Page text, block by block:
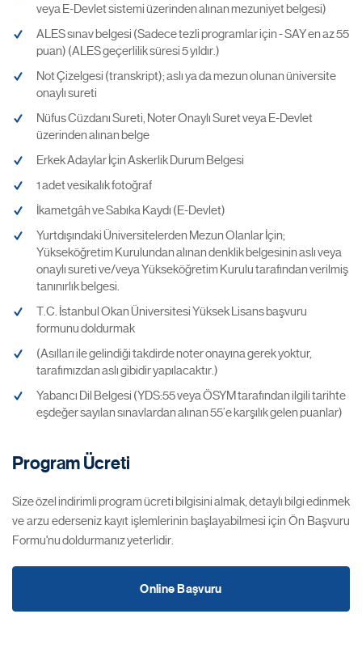
veya E-Devlet sistemi üzerinden alınan mezuniyet belgesi)
ALES sınav belgesi (Sadece tezli programlar için - SAY en az 55
puan) (ALES geçerlilik süresi 5 yıldır.)
Not Çizelgesi (transkript); aslı ya da mezun olunan üniversite
onaylı sureti
Nüfus Cüzdanı Sureti, Noter Onaylı Suret veya E-Devlet
üzerinden alınan belge
Erkek Adaylar İçin Askerlik Durum Belgesi
1 adet vesikalık fotoğraf
İkametgâh ve Sabıka Kaydı (E-Devlet)
Yurtdışındaki Üniversitelerden Mezun Olanlar İçin;
Yükseköğretim Kurulundan alınan denklik belgesinin aslı veya
onaylı sureti ve/veya Yükseköğretim Kurulu tarafından verilmiş
tanınırlık belgesi.
T.C. İstanbul Okan Üniversitesi Yüksek Lisans başvuru
formunu doldurmak
(Asılları ile gelindiği takdirde noter onayına gerek yoktur,
tarafımızdan aslı gibidir yapılacaktır.)
Yabancı Dil Belgesi (YDS:55 veya ÖSYM tarafından ilgili tarihte
eşdeğer sayılan sınavlardan alınan 55’e karşılık gelen puanlar)
Program Ücreti
Size özel indirimli program ücreti bilgisini almak, detaylı bilgi edinmek
ve arzu ederseniz kayıt işlemlerinin başlayabilmesi için Ön Başvuru
Formu'nu doldurmanız yeterlidir.
Online Başvuru